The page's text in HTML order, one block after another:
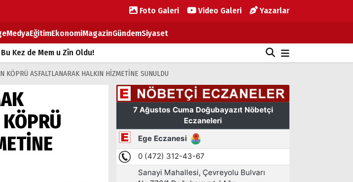
Foto Galeri Video Galeri Yazarlar
MedyaEğitimEkonomiMagazinGündemSiyaset
Kez de Mem u Zîn Oldu!
ASFALTLANARAK HALKIN HİZMETİNE SUNULDU